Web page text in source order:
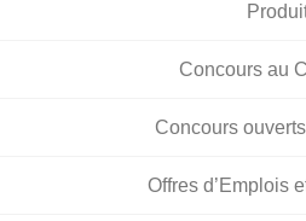
Concours au
Concours
Offres d’Emplois